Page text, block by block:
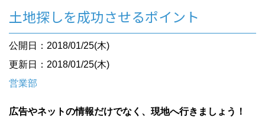
土地探しを成功させるポイント
公開日：2018/01/25(木)
更新日：2018/01/25(木)
営業部
広告やネットの情報だけでなく、現地へ行きましょう！